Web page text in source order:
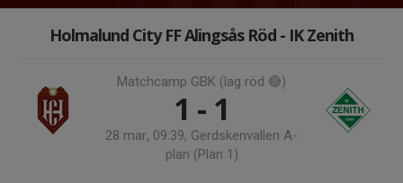
Holmalund City FF Alingsås Röd - IK Zenith
Matchcamp GBK (lag röd 🔴)
1 - 1
28 mar, 09:39, Gerdskenvallen A-
plan (Plan 1)